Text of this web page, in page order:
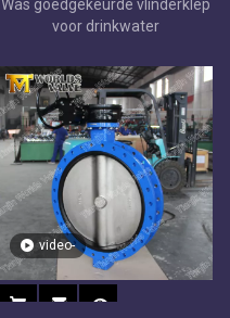
Was goedgekeurde vlinderklep
voor drinkwater
video-